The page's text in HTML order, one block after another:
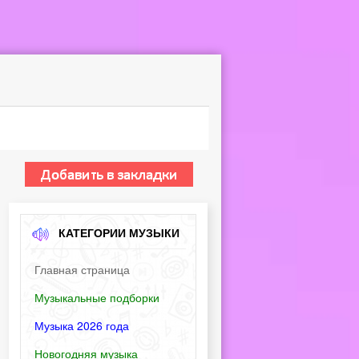
КАТЕГОРИИ МУЗЫКИ
Главная страница
Музыкальные подборки
Музыка 2026 года
Новогодняя музыка